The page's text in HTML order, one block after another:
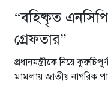
“বহিষ্কৃত
গ্রেফতার”
প্রধানমন্ত্রীকে নিয়ে
মামলায় জাতীয় নাগরিক